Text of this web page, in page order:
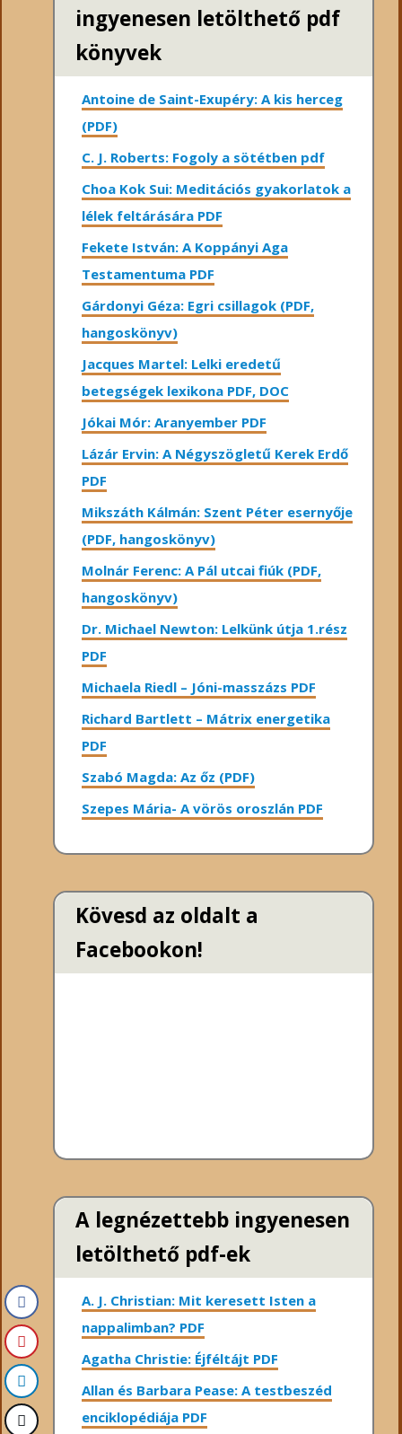
ingyenesen letölthető pdf
könyvek
Antoine de Saint-Exupéry: A kis herceg
(PDF)
C. J. Roberts: Fogoly a sötétben pdf
Choa Kok Sui: Meditációs gyakorlatok a
lélek feltárására PDF
Fekete István: A Koppányi Aga
Testamentuma PDF
Gárdonyi Géza: Egri csillagok (PDF,
hangoskönyv)
Jacques Martel: Lelki eredetű
betegségek lexikona PDF, DOC
Jókai Mór: Aranyember PDF
Lázár Ervin: A Négyszögletű Kerek Erdő
PDF
Mikszáth Kálmán: Szent Péter esernyője
(PDF, hangoskönyv)
Molnár Ferenc: A Pál utcai fiúk (PDF,
hangoskönyv)
Dr. Michael Newton: Lelkünk útja 1.rész
PDF
Michaela Riedl – Jóni-masszázs PDF
Richard Bartlett – Mátrix energetika
PDF
Szabó Magda: Az őz (PDF)
Szepes Mária- A vörös oroszlán PDF
Kövesd az oldalt a
Facebookon!
A legnézettebb ingyenesen
letölthető pdf-ek
A. J. Christian: Mit keresett Isten a
nappalimban? PDF
Agatha Christie: Éjféltájt PDF
Allan és Barbara Pease: A testbeszéd
enciklopédiája PDF